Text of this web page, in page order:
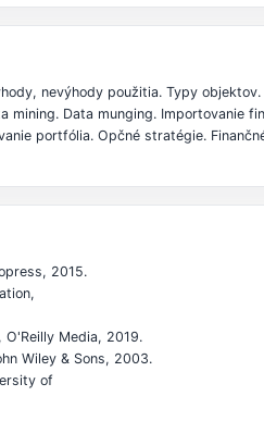
nevýhody použitia. Typy
Data munging. Importovanie
portfólia. Opčné stratégie.
2015.
O'Reilly Media, 2019.
Wiley & Sons, 2003.
of